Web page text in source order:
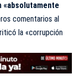
comentarios al
la «corrupción